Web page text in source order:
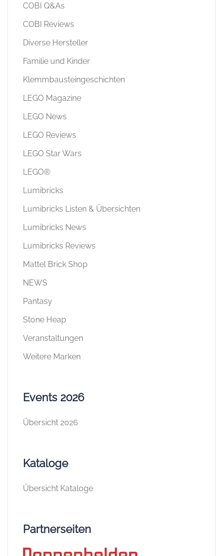
COBI Q&As
COBI Reviews
Diverse Hersteller
Familie und Kinder
Klemmbausteingeschichten
LEGO Magazine
LEGO News
LEGO Reviews
LEGO Star Wars
LEGO®
Lumibricks
Lumibricks Listen & Übersichten
Lumibricks News
Lumibricks Reviews
Mattel Brick Shop
NEWS
Pantasy
Stone Heap
Veranstaltungen
Weitere Marken
Events 2026
Übersicht 2026
Kataloge
Übersicht Kataloge
Partnerseiten